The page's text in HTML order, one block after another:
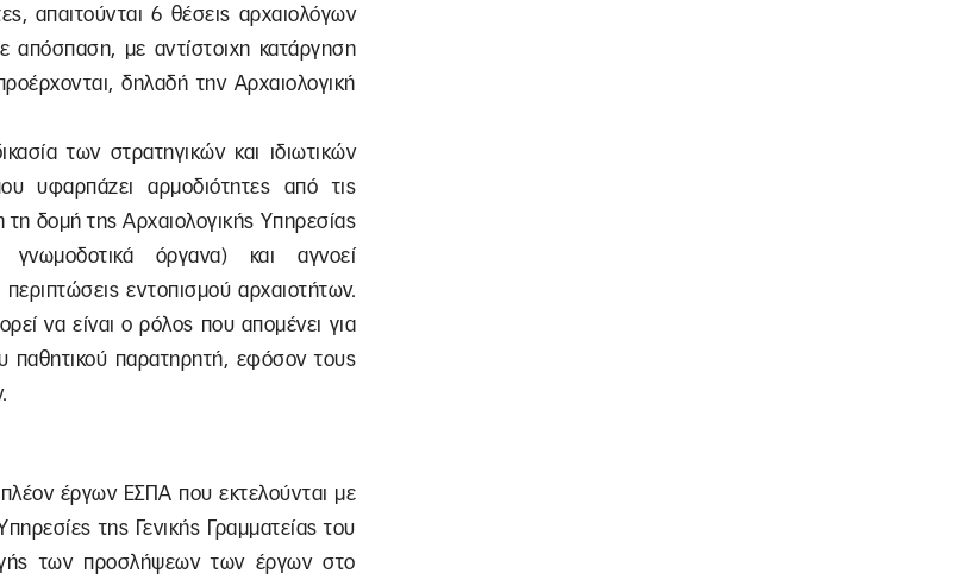
απαιτούνται 6 θέσεις αρχαιολόγων
με αντίστοιχη κατάργηση
δηλαδή την Αρχαιολογική
των στρατηγικών και ιδιωτικών
υφαρπάζει αρμοδιότητες από τις
τη δομή της Αρχαιολογικής Υπηρεσίας
γνωμοδοτικά όργανα) και αγνοεί
εντοπισμού αρχαιοτήτων.
να είναι ο ρόλος που απομένει για
παθητικού παρατηρητή, εφόσον τους
έργων ΕΣΠΑ που εκτελούνται με
της Γενικής Γραμματείας του
των προσλήψεων των έργων στο